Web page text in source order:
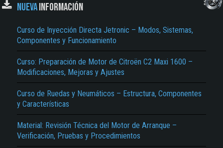
NUEVAINFORMACIÓN
Curso de Inyección Directa Jetronic – Modos, Sistemas,
Componentes y Funcionamiento
Curso: Preparación de Motor de Citroën C2 Maxi 1600 –
Modificaciones, Mejoras y Ajustes
Curso de Ruedas y Neumáticos – Estructura, Componentes
y Características
Material: Revisión Técnica del Motor de Arranque –
Verificación, Pruebas y Procedimientos